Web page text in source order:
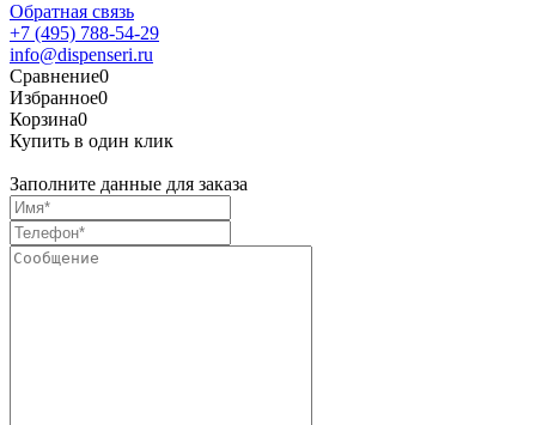
Обратная связь
+7 (495) 788-54-29
info@dispenseri.ru
Сравнение0
Избранное0
Корзина0
Купить в один клик
Заполните данные для заказа